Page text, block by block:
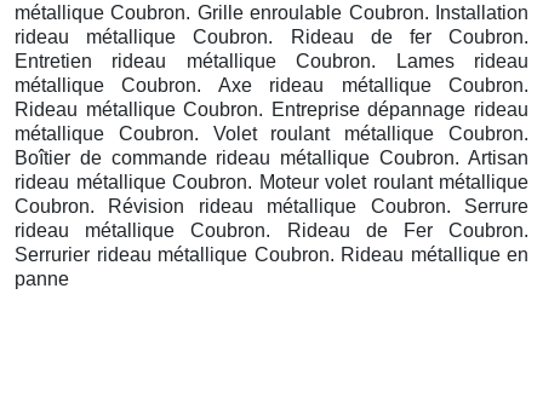
métallique Coubron. Grille enroulable Coubron. Installation
rideau métallique Coubron. Rideau de fer Coubron.
Entretien rideau métallique Coubron. Lames rideau
métallique Coubron. Axe rideau métallique Coubron.
Rideau métallique Coubron. Entreprise dépannage rideau
métallique Coubron. Volet roulant métallique Coubron.
Boîtier de commande rideau métallique Coubron. Artisan
rideau métallique Coubron. Moteur volet roulant métallique
Coubron. Révision rideau métallique Coubron. Serrure
rideau métallique Coubron. Rideau de Fer Coubron.
Serrurier rideau métallique Coubron. Rideau métallique en
panne